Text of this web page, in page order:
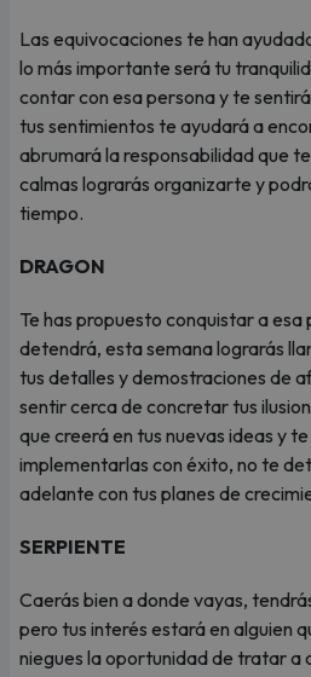
Las equivocaciones te han
lo más importante será tu
contar con esa persona y te
tus sentimientos te ayudará a
abrumará la responsabilidad que
calmas lograrás organizarte y
tiempo.
DRAGON
Te has propuesto conquistar a esa
detendrá, esta semana lograrás
tus detalles y demostraciones de
sentir cerca de concretar tus
que creerá en tus nuevas ideas y
implementarlas con éxito, no te
adelante con tus planes de
SERPIENTE
Caerás bien a donde vayas,
pero tus interés estará en alguien
niegues la oportunidad de tratar a